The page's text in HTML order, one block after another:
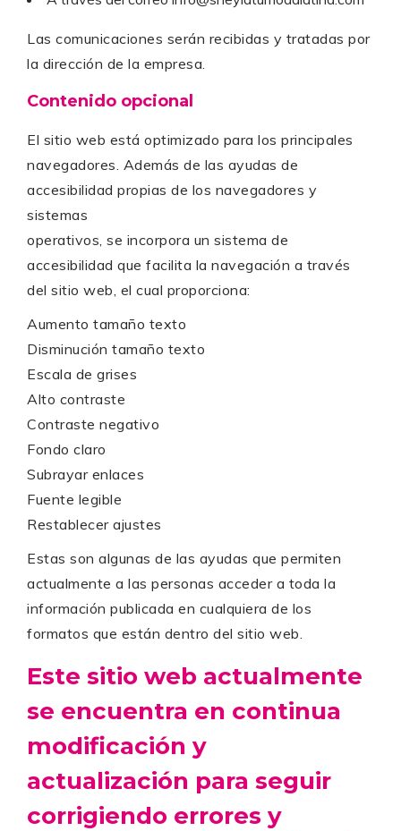
Las comunicaciones serán recibidas y tratadas por
la dirección de la empresa.
Contenido opcional
El sitio web está optimizado para los principales
navegadores. Además de las ayudas de
accesibilidad propias de los navegadores y
sistemas
operativos, se incorpora un sistema de
accesibilidad que facilita la navegación a través
del sitio web, el cual proporciona:
Aumento tamaño texto
Disminución tamaño texto
Escala de grises
Alto contraste
Contraste negativo
Fondo claro
Subrayar enlaces
Fuente legible
Restablecer ajustes
Estas son algunas de las ayudas que permiten
actualmente a las personas acceder a toda la
información publicada en cualquiera de los
formatos que están dentro del sitio web.
Este sitio web actualmente
se encuentra en continua
modificación y
actualización para seguir
corrigiendo errores y